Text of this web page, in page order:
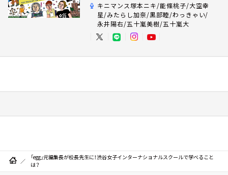
キニマンス塚本ニキ/能條桃子/大空幸
星/みたらし加奈/黒部睦/わっきゃい/
永井陽右/五十嵐美樹/五十嵐大
「egg」元編集長が校長先生に！渋谷女子インターナショナルスクールで学べること
は？